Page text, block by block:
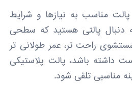
مناسب به نیازها و شرایط
دنبال پالتی هستید که سطحی
راحت تر، عمر طولانی تر
داشته باشد، پالت پلاستیکی
مناسبی تلقی شود.